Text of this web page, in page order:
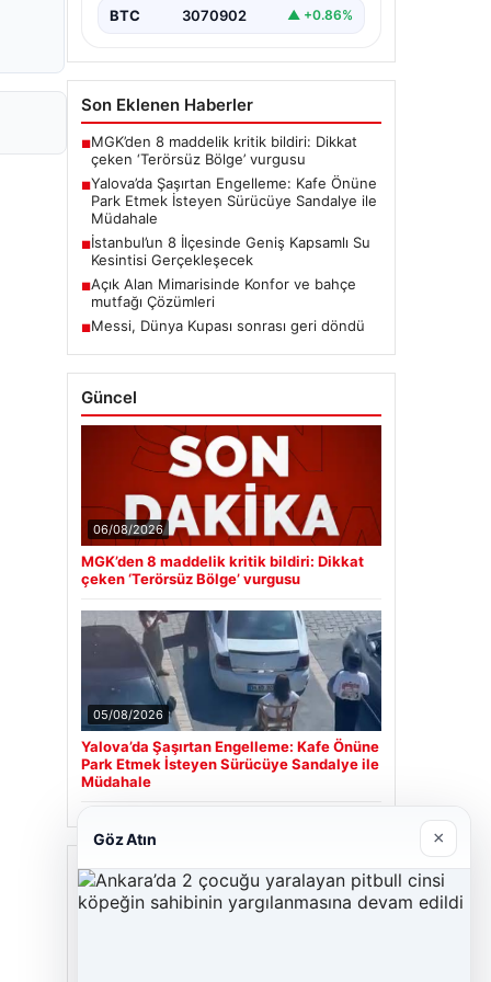
BTC 3070902 ▲ +0.86%
Son Eklenen Haberler
■MGK’den 8 maddelik kritik bildiri: Dikkat
çeken ‘Terörsüz Bölge’ vurgusu
■Yalova’da Şaşırtan Engelleme: Kafe Önüne
Park Etmek İsteyen Sürücüye Sandalye ile
Müdahale
■İstanbul’un 8 İlçesinde Geniş Kapsamlı Su
Kesintisi Gerçekleşecek
■Açık Alan Mimarisinde Konfor ve bahçe
mutfağı Çözümleri
■Messi, Dünya Kupası sonrası geri döndü
Güncel
06/08/2026
MGK’den 8 maddelik kritik bildiri: Dikkat
çeken ‘Terörsüz Bölge’ vurgusu
05/08/2026
Yalova’da Şaşırtan Engelleme: Kafe Önüne
Park Etmek İsteyen Sürücüye Sandalye ile
Müdahale
Son Eklenen Firmalar
Göz Atın ×